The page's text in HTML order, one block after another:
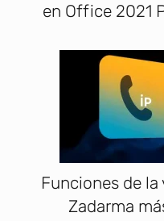
en Office 2021
Funciones de la
Zadarma